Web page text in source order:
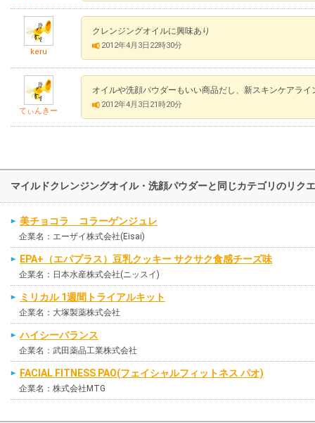
keru
クレンジングオイルに興味あり
2012年4月3日22時30分
てぃんきー
オイルや洗顔パウダーもいい商品だし、新スキンケアライ
2012年4月3日21時20分
マイルドクレンジングオイル・洗顔パウダーと同じカテゴリのリク
美チョコラ コラーゲンジュレ
企業名：エーザイ株式会社(Eisai)
EPA+（エパプラス）豆乳クッキー サクサク食感チーズ味
企業名：日本水産株式会社(ニッスイ)
ミリカル 1週間トライアルキット
企業名：大塚製薬株式会社
ハイシーバランス
企業名：武田薬品工業株式会社
FACIAL FITNESS PAO(フェイシャルフィットネス パオ)
企業名：株式会社MTG